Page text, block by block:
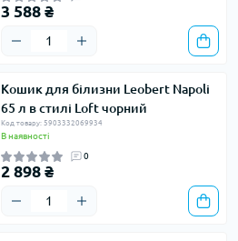
3 588 ₴
Кошик для білизни Leobert Napoli
65 л в стилі Loft чорний
Код товару: 5903332069934
В наявності
0
2 898 ₴